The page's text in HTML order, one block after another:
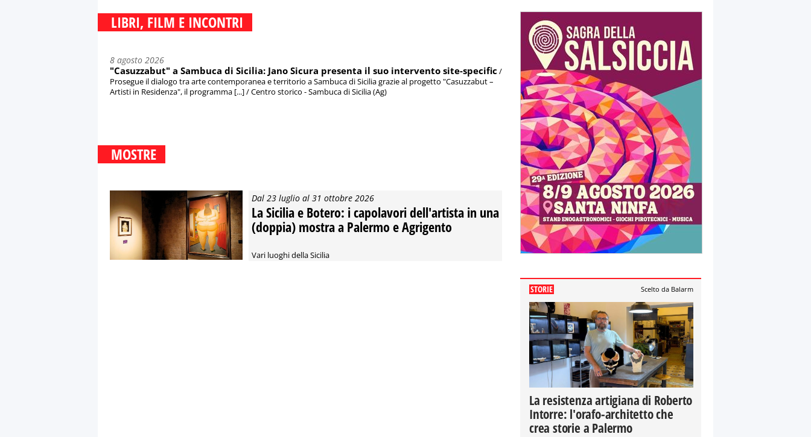
LIBRI, FILM E INCONTRI
8 agosto 2026
"Casuzzabut" a Sambuca di Sicilia: Jano Sicura presenta il suo intervento site-specific /
Prosegue il dialogo tra arte contemporanea e territorio a Sambuca di Sicilia grazie al progetto "Casuzzabut –
Artisti in Residenza", il programma [...] / Centro storico - Sambuca di Sicilia (Ag)
MOSTRE
Dal 23 luglio al 31 ottobre 2026
La Sicilia e Botero: i capolavori dell'artista in una
(doppia) mostra a Palermo e Agrigento
Vari luoghi della Sicilia
STORIE Scelto da Balarm
La resistenza artigiana di Roberto
Intorre: l'orafo-architetto che
crea storie a Palermo